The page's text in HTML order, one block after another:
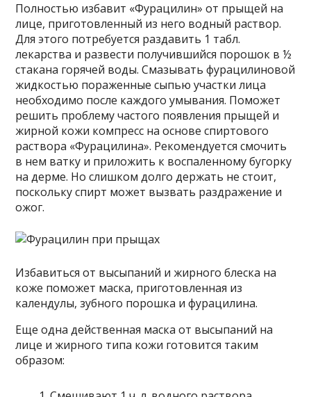
Полностью избавит «Фурацилин» от прыщей на
лице, приготовленный из него водный раствор.
Для этого потребуется раздавить 1 табл.
лекарства и развести получившийся порошок в ½
стакана горячей воды. Смазывать фурацилиновой
жидкостью пораженные сыпью участки лица
необходимо после каждого умывания. Поможет
решить проблему частого появления прыщей и
жирной кожи компресс на основе спиртового
раствора «Фурацилина». Рекомендуется смочить
в нем ватку и приложить к воспаленному бугорку
на дерме. Но слишком долго держать не стоит,
поскольку спирт может вызвать раздражение и
ожог.
Избавиться от высыпаний и жирного блеска на
коже поможет маска, приготовленная из
календулы, зубного порошка и фурацилина.
Еще одна действенная маска от высыпаний на
лице и жирного типа кожи готовится таким
образом: